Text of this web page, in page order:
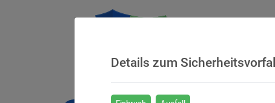
Details zum Sicherheitsvorfall